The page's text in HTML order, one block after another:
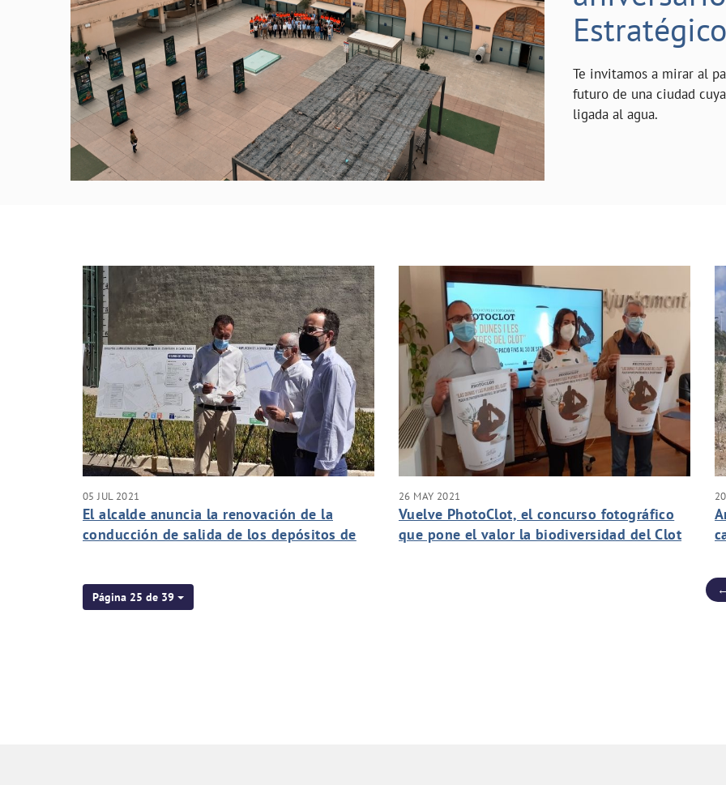
Te invitamos a mirar al
futuro de una ciudad
ligada al agua.
05 JUL 2021
El alcalde anuncia la renovación de la
conducción de salida de los depósitos de
26 MAY 2021
Vuelve PhotoClot, el concurso fotográfico
que pone el valor la biodiversidad del Clot
Página 25 de 39